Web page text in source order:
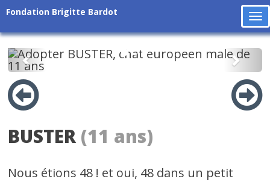
Fondation Brigitte Bardot
Précédent
BUSTER (11 ans)
Nous étions 48 ! et oui, 48 dans un petit